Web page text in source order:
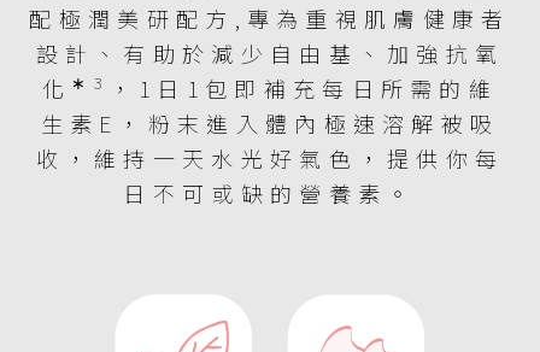
配極潤美研配方,專為重視肌膚健康者
設計、有助於減少自由基、加強抗氧
化 ∗3
，1日1包即補充每日所需的維
生素E，粉末進入體內極速溶解被吸
收，維持一天水光好氣色，提供你每
日不可或缺的營養素。